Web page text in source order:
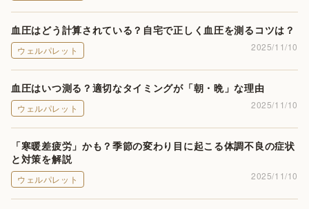
血圧はどう計算されている？自宅で正しく血圧を測るコツは？
ウェルパレット 2025/11/10
血圧はいつ測る？適切なタイミングが「朝・晩」な理由
ウェルパレット 2025/11/10
「寒暖差疲労」かも？季節の変わり目に起こる体調不良の症状
と対策を解説
ウェルパレット 2025/11/10